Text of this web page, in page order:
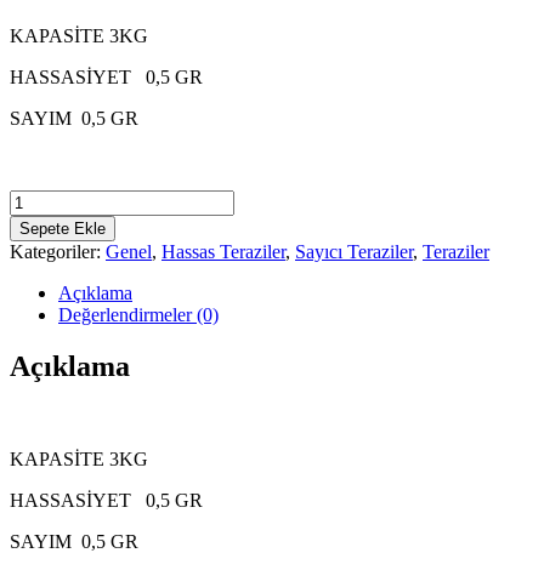
KAPASİTE 3KG
HASSASİYET 0,5 GR
SAYIM 0,5 GR
DİKOMSAN
QC-
A
3KG
SAYICI
TERAZİ
ONAYLI
adet
Sepete Ekle
Kategoriler: Genel, Hassas Teraziler, Sayıcı Teraziler, Teraziler
Açıklama
Değerlendirmeler (0)
Açıklama
KAPASİTE 3KG
HASSASİYET 0,5 GR
SAYIM 0,5 GR